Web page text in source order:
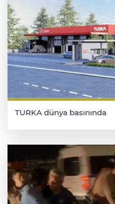
TURKA dünya basınında